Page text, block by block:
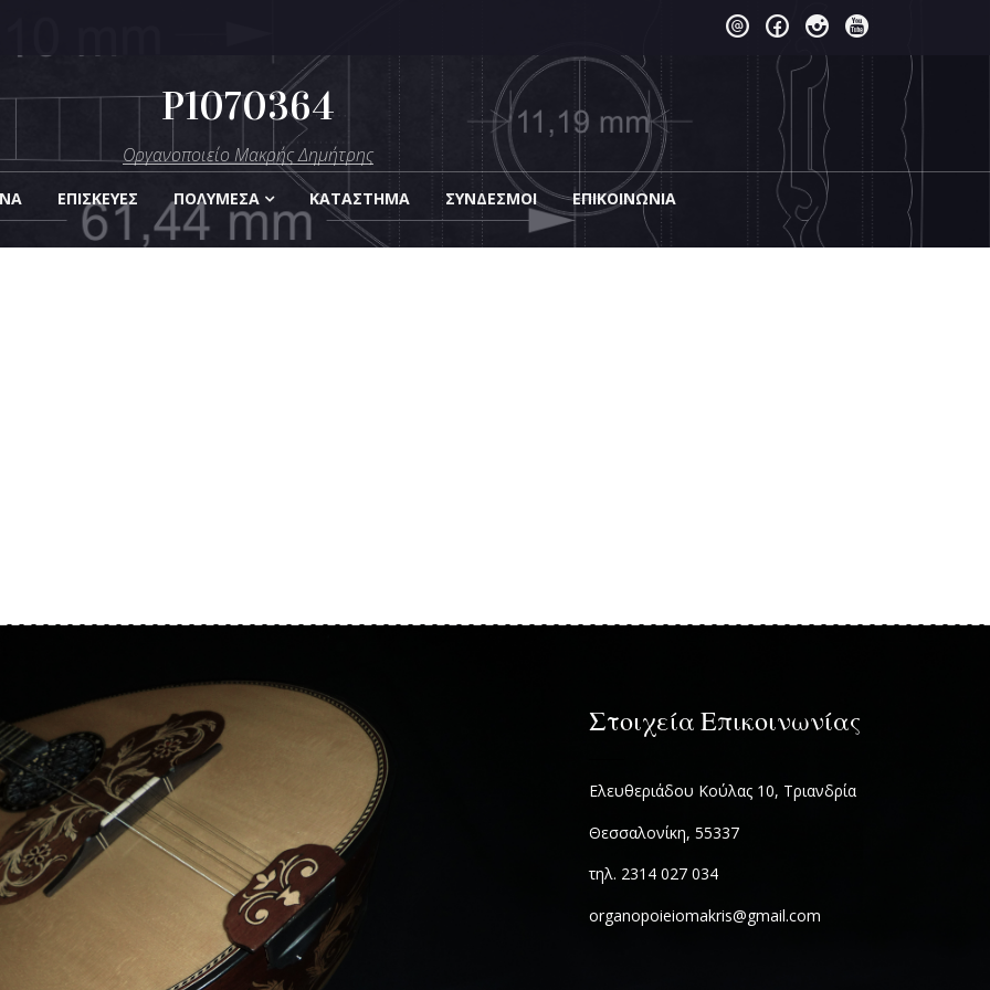
ΕΠΙΣΚΕΎΕΣ ΠΟΛΥΜΈΣΑ KΑΤΆΣΤΗΜΑ ΣΎΝΔΕΣΜΟΙ EΠΙΚΟΙΝΩΝΊΑ
P1070364
Οργανοποιείο Μακρής Δημήτρης
Στοιχεία Επικοινωνίας
Ελευθεριάδου Κούλας 10, Τριανδρία
Θεσσαλονίκη, 55337
τηλ. 2314 027 034
organopoieiomakris@gmail.com